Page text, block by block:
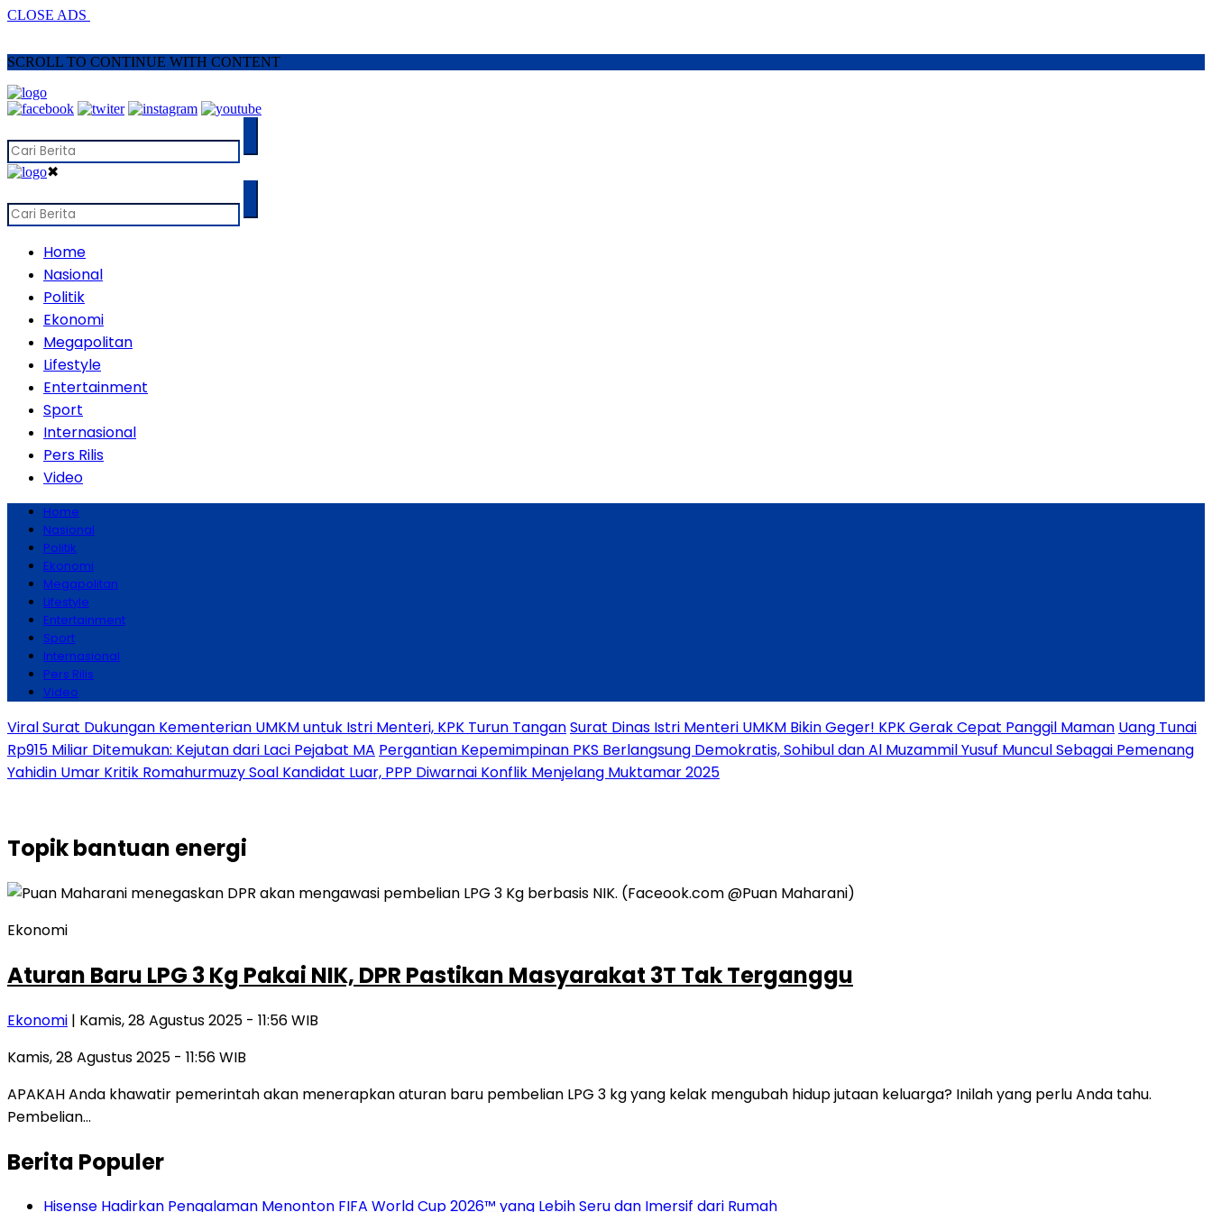
CLOSE ADS
SCROLL TO CONTINUE WITH CONTENT
✖
Home
Nasional
Politik
Ekonomi
Megapolitan
Lifestyle
Entertainment
Sport
Internasional
Pers Rilis
Video
Home
Nasional
Politik
Ekonomi
Megapolitan
Lifestyle
Entertainment
Sport
Internasional
Pers Rilis
Video
Viral Surat Dukungan Kementerian UMKM untuk Istri Menteri, KPK Turun TanganSurat Dinas Istri Menteri UMKM Bikin Geger! KPK Gerak Cepat Panggil Maman Uang Tunai
Rp915 Miliar Ditemukan: Kejutan dari Laci Pejabat MA Pergantian Kepemimpinan PKS Berlangsung Demokratis, Sohibul dan Al Muzammil Yusuf Muncul Sebagai Pemenang
Yahidin Umar Kritik Romahurmuzy Soal Kandidat Luar, PPP Diwarnai Konflik Menjelang Muktamar 2025
Topikbantuan energi
Ekonomi
Aturan Baru LPG 3 Kg Pakai NIK, DPR Pastikan Masyarakat 3T Tak Terganggu
Ekonomi | Kamis, 28 Agustus 2025 - 11:56 WIB
Kamis, 28 Agustus 2025 - 11:56 WIB
APAKAH Anda khawatir pemerintah akan menerapkan aturan baru pembelian LPG 3 kg yang kelak mengubah hidup jutaan keluarga? Inilah yang perlu Anda tahu.
Pembelian…
Berita Populer
Hisense Hadirkan Pengalaman Menonton FIFA World Cup 2026™ yang Lebih Seru dan Imersif dari Rumah